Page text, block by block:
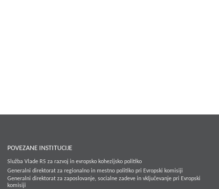
POVEZANE INSTITUCIJE
Služba Vlade RS za razvoj in evropsko kohezijsko politiko
Generalni direktorat za regionalno in mestno politiko pri Evropski komisiji
Generalni direktorat za zaposlovanje, socialne zadeve in vključevanje pri Evropski
komisiji